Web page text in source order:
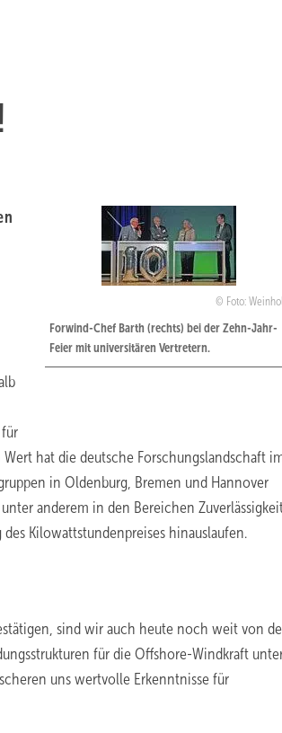
Foto:
Forwind-Chef Barth (rechts) bei der Zehn-Jahr-
Feier mit universitären Vertretern.
hat die deutsche Forschungslandschaft
in Oldenburg, Bremen und Hannover
anderem in den Bereichen
Kilowattstundenpreises hinauslaufen.
sind wir auch heute noch weit von
für die Offshore-Windkraft
uns wertvolle Erkenntnisse für